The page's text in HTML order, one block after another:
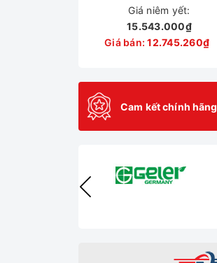
Giá niêm yết:
15.543.000₫
Giá bán:12.745.260₫
Cam kết chính hãng